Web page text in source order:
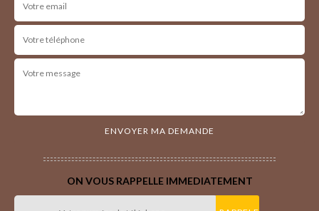
ON VOUS RAPPELLE IMMEDIATEMENT